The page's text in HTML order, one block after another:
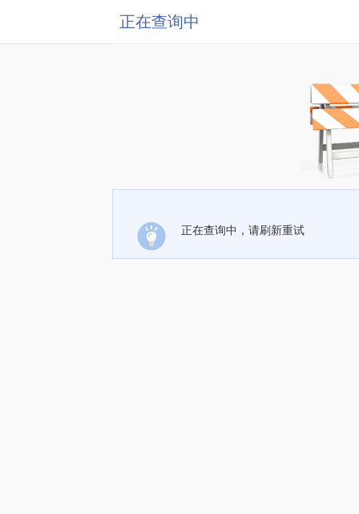
正在查询中
正在查询中，请刷新重试